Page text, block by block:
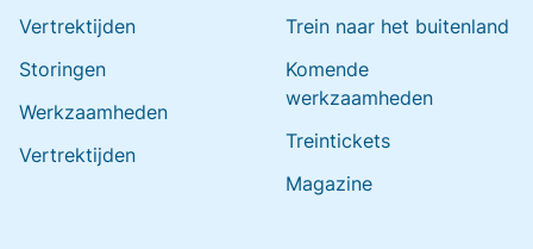
Vertrektijden
Storingen
Werkzaamheden
Vertrektijden
Trein naar het buitenland
Komende
werkzaamheden
Treintickets
Magazine